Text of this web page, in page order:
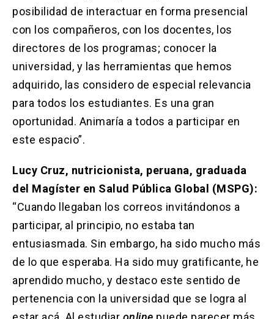
posibilidad de interactuar en forma presencial
con los compañeros, con los docentes, los
directores de los programas; conocer la
universidad, y las herramientas que hemos
adquirido, las considero de especial relevancia
para todos los estudiantes. Es una gran
oportunidad. Animaría a todos a participar en
este espacio”.
Lucy Cruz, nutricionista, peruana, graduada
del Magíster en Salud Pública Global (MSPG):
“Cuando llegaban los correos invitándonos a
participar, al principio, no estaba tan
entusiasmada. Sin embargo, ha sido mucho más
de lo que esperaba. Ha sido muy gratificante, he
aprendido mucho, y destaco este sentido de
pertenencia con la universidad que se logra al